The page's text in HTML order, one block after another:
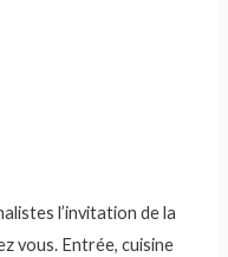
l’invitation de la
vous. Entrée, cuisine